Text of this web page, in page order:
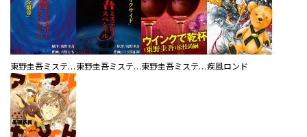
東野圭吾ミステリースペシャル 分離帯 東野圭吾ミステリースペシャル レイクサイド 東野圭吾ミステリー「ウインクで乾杯」疾風ロンド